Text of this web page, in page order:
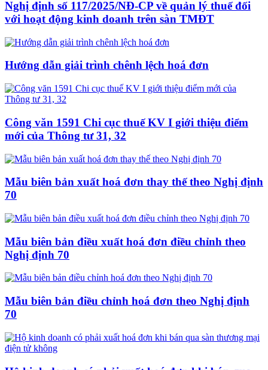
Nghị định số 117/2025/NĐ-CP về quản lý thuế đối
với hoạt động kinh doanh trên sàn TMĐT
Hướng dẫn giải trình chênh lệch hoá đơn
Công văn 1591 Chi cục thuế KV I giới thiệu điểm
mới của Thông tư 31, 32
Mẫu biên bản xuất hoá đơn thay thế theo Nghị định
70
Mẫu biên bản điều xuất hoá đơn điều chỉnh theo
Nghị định 70
Mẫu biên bản điều chỉnh hoá đơn theo Nghị định
70